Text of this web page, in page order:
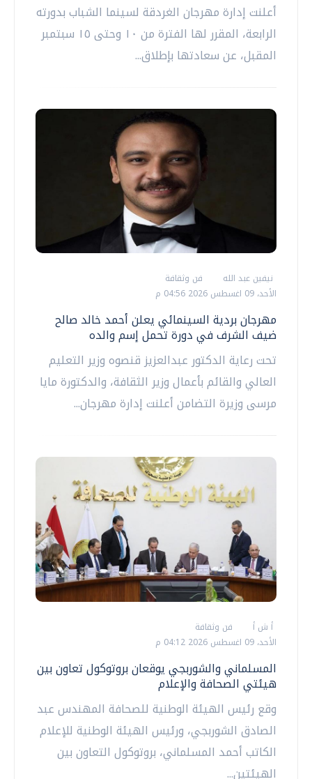
أعلنت إدارة مهرجان الغردقة لسينما الشباب بدورته
الرابعة، المقرر لها الفترة من ١٠ وحتى ١٥ سبتمبر
المقبل، عن سعادتها بإطلاق...
نيفين عبد الله
فن وثقافة
الأحد، 09 اغسطس 2026 04:56 م
مهرجان بردية السينمائي يعلن أحمد خالد صالح
ضيف الشرف في دورة تحمل إسم والده
تحت رعاية الدكتور عبدالعزيز قنصوه وزير التعليم
العالي والقائم بأعمال وزير الثقافة، والدكتورة مايا
مرسى وزيرة التضامن أعلنت إدارة مهرجان...
أ ش أ
فن وثقافة
الأحد، 09 اغسطس 2026 04:12 م
المسلماني والشوربجي يوقعان بروتوكول تعاون بين
هيئتي الصحافة والإعلام
وقع رئيس الهيئة الوطنية للصحافة المهندس عبد
الصادق الشوربجي، ورئيس الهيئة الوطنية للإعلام
الكاتب أحمد المسلماني، بروتوكول التعاون بين
الهيئتين...